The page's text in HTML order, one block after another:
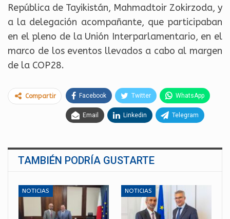
República de Tayikistán, Mahmadtoir Zokirzoda, y
a la delegación acompañante, que participaban
en el pleno de la Unión Interparlamentario, en el
marco de los eventos llevados a cabo al margen
de la COP28.
Compartir Facebook Twitter WhatsApp
Email Linkedin Telegram
TAMBIÉN PODRÍA GUSTARTE
NOTICIAS NOTICIAS